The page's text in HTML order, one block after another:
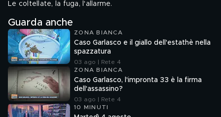
Le coltellate, la fuga, l'allarme.
Guarda anche
ZONA BIANCA
Caso Garlasco e il giallo dell'estathè nella
spazzatura
03 ago | Rete 4
ZONA BIANCA
Caso Garlasco, l'impronta 33 è la firma
dell'assassino?
03 ago | Rete 4
10 MINUTI